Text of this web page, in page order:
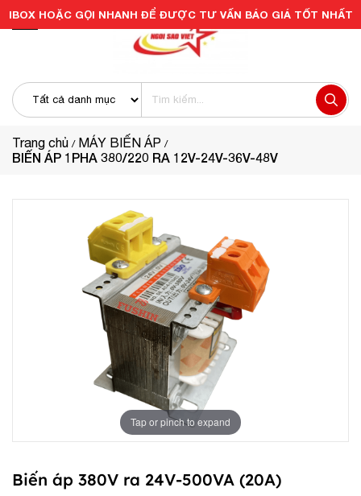
Trang chủ MÁY BIẾN ÁP
BIẾN ÁP 1PHA 380/220 RA 12V-24V-36V-48V
Tap or pinch to expand
Biến áp 380V ra 24V-500VA (20A)
IBOX HOẶC GỌI NHANH ĐỂ ĐƯỢC TƯ VẤN BÁO GIÁ TỐT NHẤT